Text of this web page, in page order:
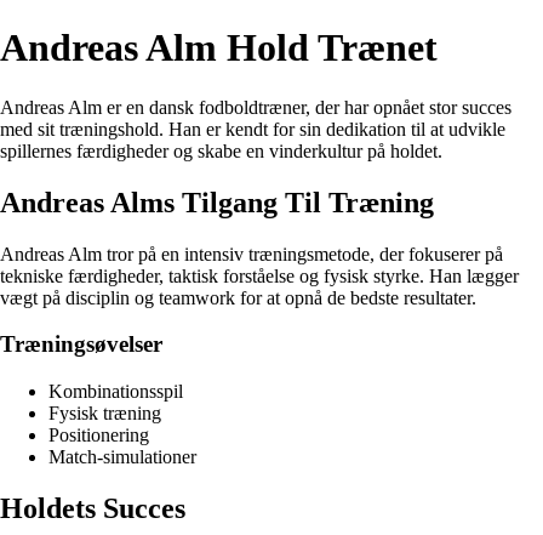
Andreas Alm Hold Trænet
Andreas Alm er en dansk fodboldtræner, der har opnået stor succes
med sit træningshold. Han er kendt for sin dedikation til at udvikle
spillernes færdigheder og skabe en vinderkultur på holdet.
Andreas Alms Tilgang Til Træning
Andreas Alm tror på en intensiv træningsmetode, der fokuserer på
tekniske færdigheder, taktisk forståelse og fysisk styrke. Han lægger
vægt på disciplin og teamwork for at opnå de bedste resultater.
Træningsøvelser
Kombinationsspil
Fysisk træning
Positionering
Match-simulationer
Holdets Succes